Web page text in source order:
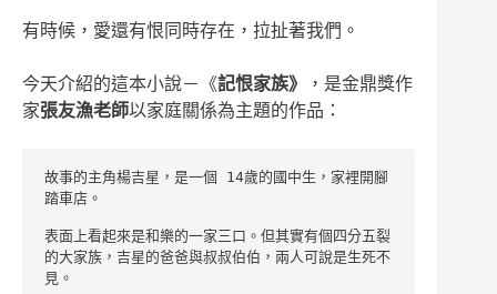
有時候，愛還有恨同時存在，拉扯著我們。
今天介紹的這本小說－《記恨家族》
，是金鼎獎作
家張友漁老師以家庭關係為主題的作品：
故事的主角楊吉星，是一個 14歲的國中生，家裡開腳
踏車店。
表面上看起來是和樂的一家三口。但其實有個四分五裂
的大家族，吉星的爸爸與叔叔伯伯，兩人可說是生死不
見。